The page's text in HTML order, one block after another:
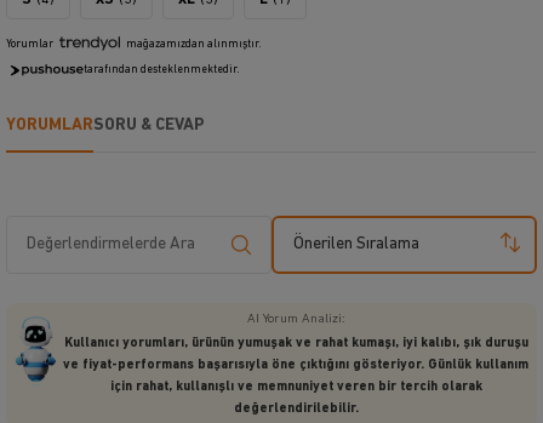
Yorumlar mağazamızdan alınmıştır.
tarafından desteklenmektedir.
YORUMLARSORU & CEVAP
Önerilen Sıralama
AI Yorum Analizi:
Kullanıcı yorumları, ürünün yumuşak ve rahat kumaşı, iyi kalıbı, şık duruşu
ve fiyat-performans başarısıyla öne çıktığını gösteriyor. Günlük kullanım
için rahat, kullanışlı ve memnuniyet veren bir tercih olarak
değerlendirilebilir.